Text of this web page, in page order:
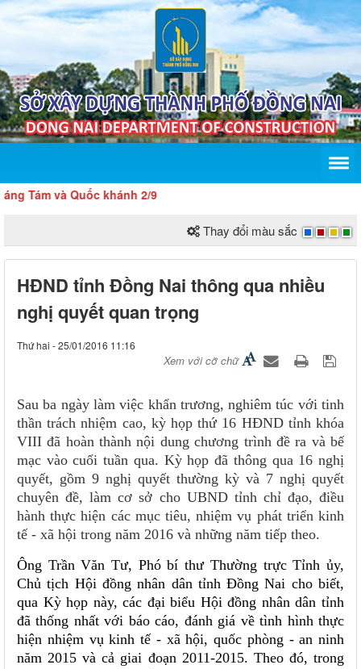
và Quốc khánh 2/9
Thay đổi màu sắc
HĐND tỉnh Đồng Nai thông qua nhiều
nghị quyết quan trọng
Thứ hai - 25/01/2016 11:16
Xem với cỡ chữ
Sau ba ngày làm việc khẩn trương, nghiêm túc với tinh
thần trách nhiệm cao, kỳ họp thứ 16 HĐND tỉnh khóa
VIII đã hoàn thành nội dung chương trình đề ra và bế
mạc vào cuối tuần qua. Kỳ họp đã thông qua 16 nghị
quyết, gồm 9 nghị quyết thường kỳ và 7 nghị quyết
chuyên đề, làm cơ sở cho UBND tỉnh chỉ đạo, điều
hành thực hiện các mục tiêu, nhiệm vụ phát triển kinh
tế - xã hội trong năm 2016 và những năm tiếp theo.
Ông Trần Văn Tư, Phó bí thư Thường trực Tỉnh ủy,
Chủ tịch Hội đồng nhân dân tỉnh Đồng Nai cho biết,
qua Kỳ họp này, các đại biểu Hội đồng nhân dân tỉnh
đã thống nhất với báo cáo, đánh giá về tình hình thực
hiện nhiệm vụ kinh tế - xã hội, quốc phòng - an ninh
năm 2015 và cả giai đoạn 2011-2015. Theo đó, trong